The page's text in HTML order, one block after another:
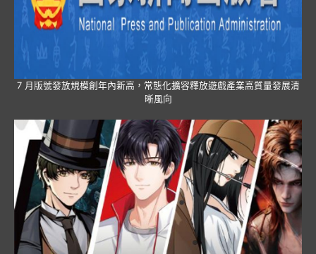
7 月版號發放規模創年內新高，常態化擴容釋放遊戲產業高質量發展清
晰風向